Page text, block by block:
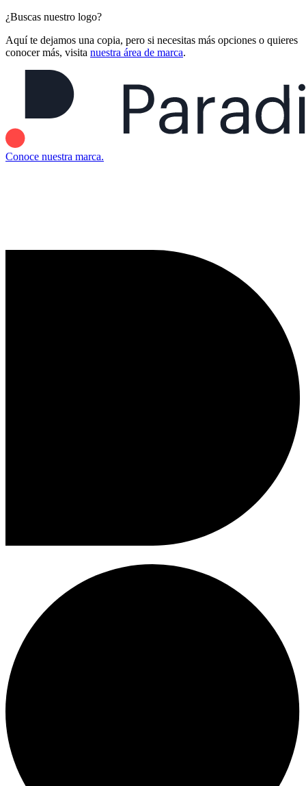
¿Buscas nuestro logo?
Aquí te dejamos una copia, pero si necesitas más opciones o quieres
conocer más, visita nuestra área de marca.
Conoce nuestra marca.